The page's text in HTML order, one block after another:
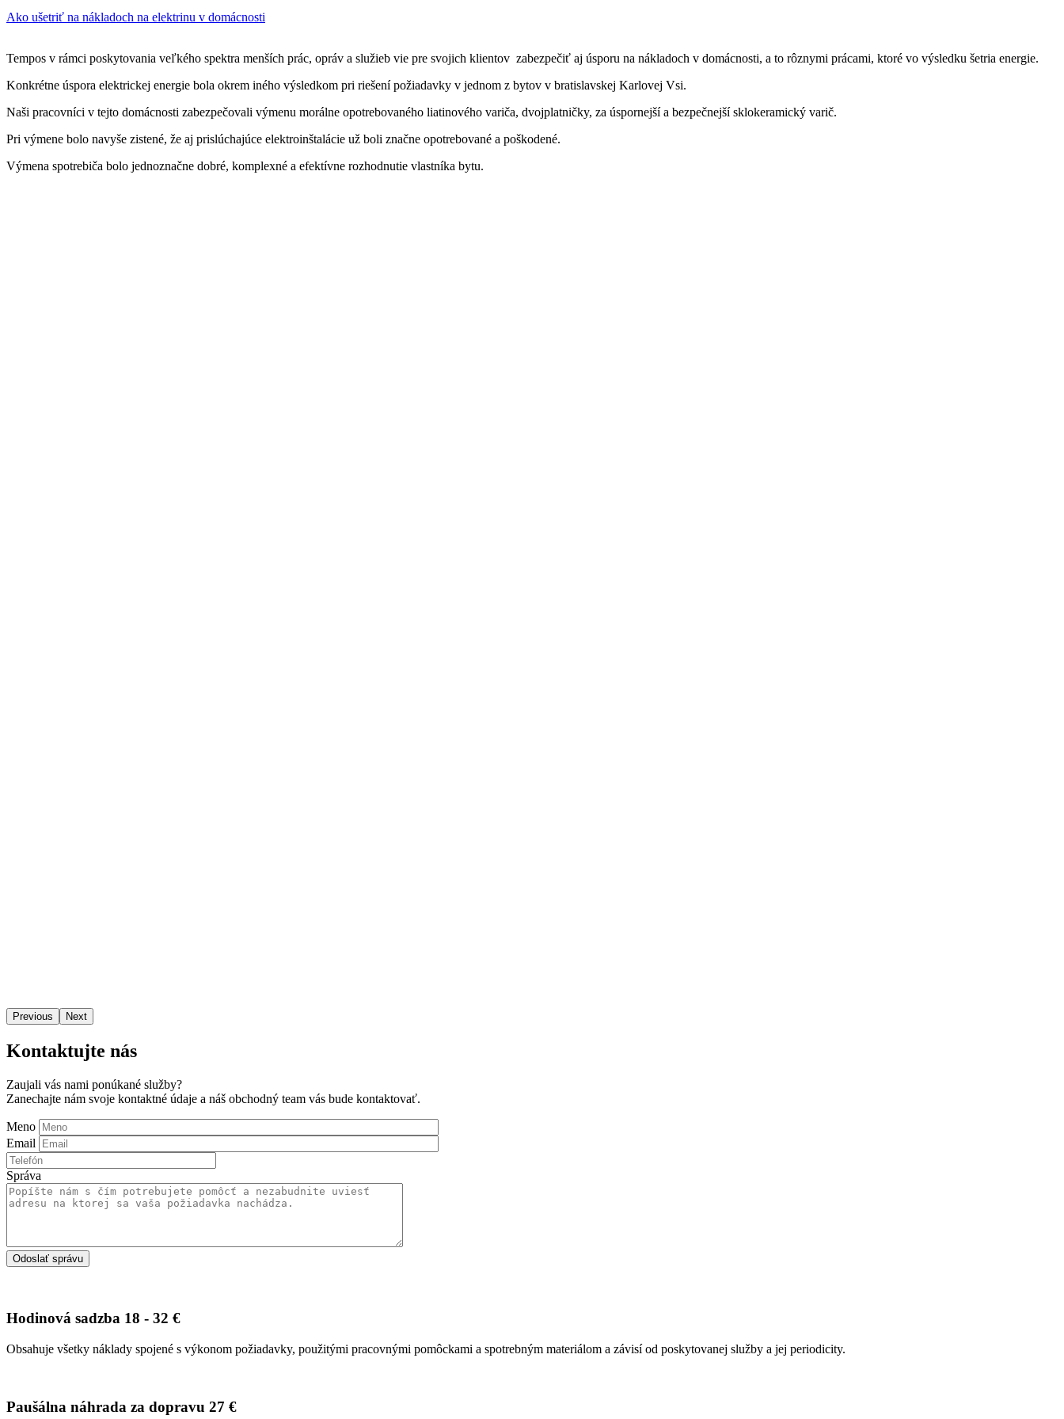
Ako ušetriť na nákladoch na elektrinu v domácnosti
Tempos v rámci poskytovania veľkého spektra menších prác, opráv a služieb vie pre svojich klientov zabezpečiť aj úsporu na nákladoch v domácnosti, a to rôznymi prácami, ktoré vo výsledku šetria energie.
Konkrétne úspora elektrickej energie bola okrem iného výsledkom pri riešení požiadavky v jednom z bytov v bratislavskej Karlovej Vsi.
Naši pracovníci v tejto domácnosti zabezpečovali výmenu morálne opotrebovaného liatinového variča, dvojplatničky, za úspornejší a bezpečnejší sklokeramický varič.
Pri výmene bolo navyše zistené, že aj prislúchajúce elektroinštalácie už boli značne opotrebované a poškodené.
Výmena spotrebiča bolo jednoznačne dobré, komplexné a efektívne rozhodnutie vlastníka bytu.
Previous Next
Kontaktujte nás
Zaujali vás nami ponúkané služby?
Zanechajte nám svoje kontaktné údaje a náš obchodný team vás bude kontaktovať.
Meno
Email
Správa
Hodinová sadzba 18 - 32 €
Obsahuje všetky náklady spojené s výkonom požiadavky, použitými pracovnými pomôckami a spotrebným materiálom a závisí od poskytovanej služby a jej periodicity.
Paušálna náhrada za dopravu 27 €